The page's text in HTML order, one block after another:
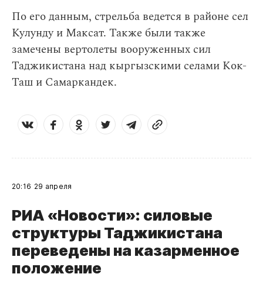
По его данным, стрельба ведется в районе сел
Кулунду и Максат. Также были также
замечены вертолеты вооруженных сил
Таджикистана над кыргызскими селами Кок-
Таш и Самаркандек.
20:16 29 апреля
РИА «Новости»: силовые
структуры Таджикистана
переведены на казарменное
положение